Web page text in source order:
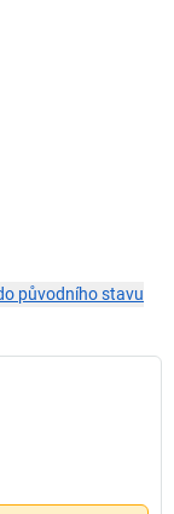
původního stavu